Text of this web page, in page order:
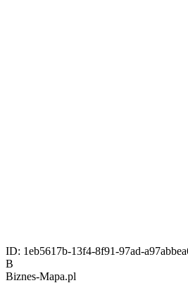
ID: 1eb5617b-13f4-8f91-97ad-
B
Biznes-Mapa.pl